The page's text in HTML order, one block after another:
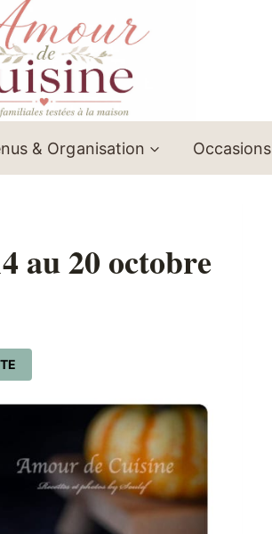
& Organisation Occasions
au 20 octobre